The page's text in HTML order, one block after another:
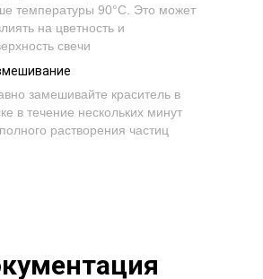
замешивайте краситель в
в течение нескольких минут
растворения частиц
температуры 90°C. Это может
на цветность и
свечи